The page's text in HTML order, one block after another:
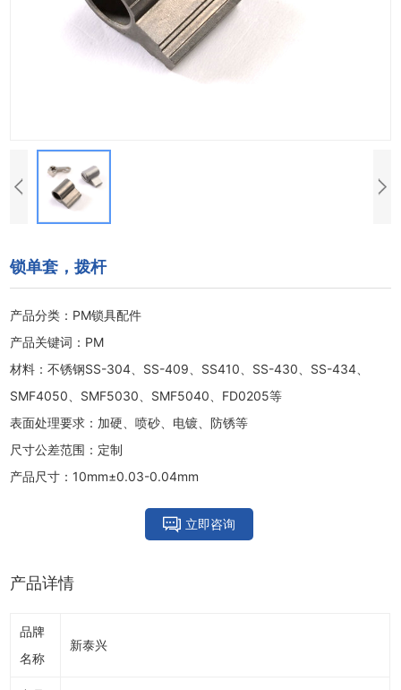
锁单套，拨杆
产品分类：PM锁具配件
产品关键词：PM
材料：不锈钢SS-304、SS-409、SS410、SS-430、SS-434、
SMF4050、SMF5030、SMF5040、FD0205等
表面处理要求：加硬、喷砂、电镀、防锈等
尺寸公差范围：定制
产品尺寸：10mm±0.03-0.04mm
立即咨询
产品详情
品牌
名称
新泰兴